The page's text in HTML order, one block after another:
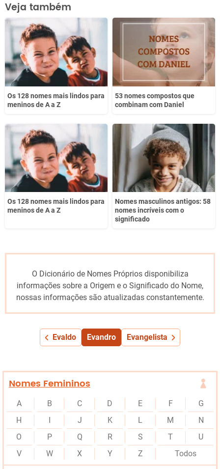
Este conteúdo contém informação incorreta
Este conteúdo não tem a informação que procuro
Outro
Veja também
Os 128 nomes mais lindos para
meninos de A a Z
53 nomes compostos que
combinam com Daniel
Os 128 nomes mais lindos para
meninos de A a Z
Nomes masculinos antigos: 58
nomes incríveis com o
significado
O Dicionário de Nomes Próprios disponibiliza
informações sobre a Origem e o Significado do Nome,
nossas informações são atualizadas constantemente.
Evaldo Evandro Evangelista
Nomes Femininos
A B C D E F
G
H
I J K L M
N
O
P Q R S T
U
V
W X Y Z Todos